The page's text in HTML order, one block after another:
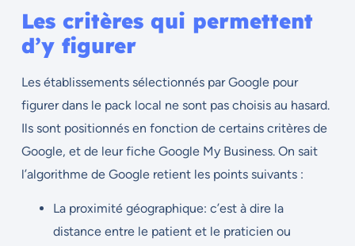
Les critères qui permettent
d’y figurer
Les établissements sélectionnés par Google pour
figurer dans le pack local ne sont pas choisis au hasard.
Ils sont positionnés en fonction de certains critères de
Google, et de leur fiche Google My Business. On sait
l’algorithme de Google retient les points suivants :
La proximité géographique: c’est à dire la
distance entre le patient et le praticien ou